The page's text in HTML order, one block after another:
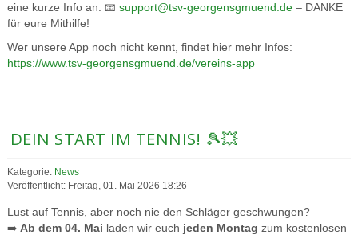
eine kurze Info an: 📧 support@tsv-georgensgmuend.de– DANKE
für eure Mithilfe!
Wer unsere App noch nicht kennt, findet hier mehr Infos:
https://www.tsv-georgensgmuend.de/vereins-app
DEIN START IM TENNIS! 🎾💥
Kategorie: News
Veröffentlicht: Freitag, 01. Mai 2026 18:26
Lust auf Tennis, aber noch nie den Schläger geschwungen?
➡️ Ab dem 04. Mai laden wir euch jeden Montag zum kostenlosen